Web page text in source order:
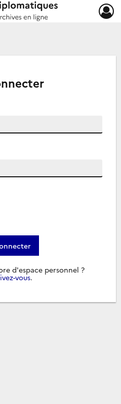
d'espace personnel ?
vous.